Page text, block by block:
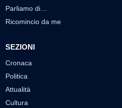
Parliamo di…
Ricomincio da me
SEZIONI
Cronaca
Politica
Attualità
Cultura